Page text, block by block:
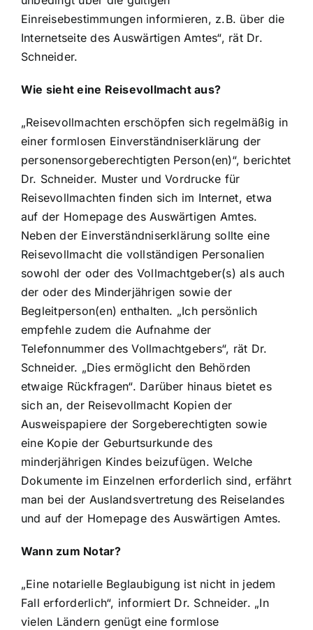
Einreisebestimmungen informieren, z.B. über die
Internetseite des Auswärtigen Amtes“, rät Dr.
Schneider.
Wie sieht eine Reisevollmacht aus?
„Reisevollmachten erschöpfen sich regelmäßig in
einer formlosen Einverständniserklärung der
personensorgeberechtigten Person(en)“, berichtet
Dr. Schneider. Muster und Vordrucke für
Reisevollmachten finden sich im Internet, etwa
auf der Homepage des Auswärtigen Amtes.
Neben der Einverständniserklärung sollte eine
Reisevollmacht die vollständigen Personalien
sowohl der oder des Vollmachtgeber(s) als auch
der oder des Minderjährigen sowie der
Begleitperson(en) enthalten. „Ich persönlich
empfehle zudem die Aufnahme der
Telefonnummer des Vollmachtgebers“, rät Dr.
Schneider. „Dies ermöglicht den Behörden
etwaige Rückfragen“. Darüber hinaus bietet es
sich an, der Reisevollmacht Kopien der
Ausweispapiere der Sorgeberechtigten sowie
eine Kopie der Geburtsurkunde des
minderjährigen Kindes beizufügen. Welche
Dokumente im Einzelnen erforderlich sind, erfährt
man bei der Auslandsvertretung des Reiselandes
und auf der Homepage des Auswärtigen Amtes.
Wann zum Notar?
„Eine notarielle Beglaubigung ist nicht in jedem
Fall erforderlich“, informiert Dr. Schneider. „In
vielen Ländern genügt eine formlose